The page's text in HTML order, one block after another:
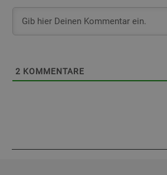
2 KOMMENTARE